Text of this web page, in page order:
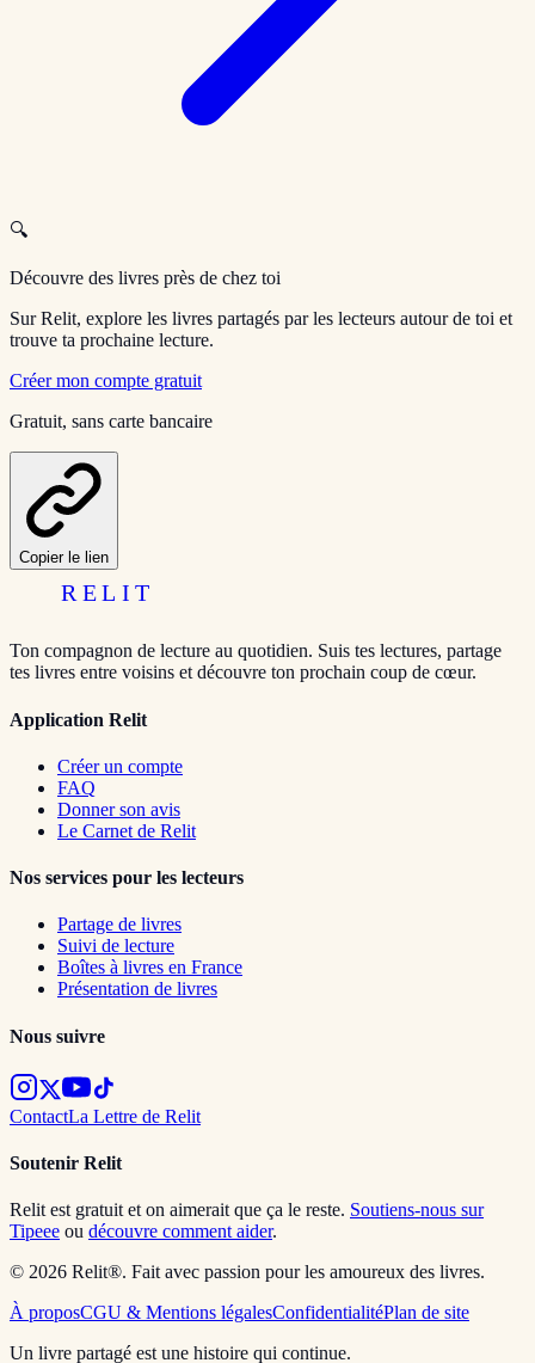
🔍
Découvre des livres près de chez toi
Sur Relit, explore les livres partagés par les lecteurs autour de toi et
trouve ta prochaine lecture.
Créer mon compte gratuit
Gratuit, sans carte bancaire
Copier le lien
RELIT
Ton compagnon de lecture au quotidien. Suis tes lectures, partage
tes livres entre voisins et découvre ton prochain coup de cœur.
Application Relit
Créer un compte
FAQ
Donner son avis
Le Carnet de Relit
Nos services pour les lecteurs
Partage de livres
Suivi de lecture
Boîtes à livres en France
Présentation de livres
Nous suivre
ContactLa Lettre de Relit
Soutenir Relit
Relit est gratuit et on aimerait que ça le reste. Soutiens-nous sur
Tipeee ou découvre comment aider.
© 2026 Relit®. Fait avec passion pour les amoureux des livres.
À proposCGU & Mentions légalesConfidentialitéPlan de site
Un livre partagé est une histoire qui continue.